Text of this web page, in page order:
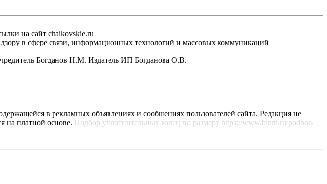
на сайт chaikovskie.ru
в сфере связи, информационных технологий и массовых коммуникаций
Богданов Н.М. Издатель ИП Богданова О.В.
в рекламных объявлениях и сообщениях пользователей сайта. Редакция не
на платной основе. Подбор уплотнительных колец по размеру https://www.binrti.ru/podbor-